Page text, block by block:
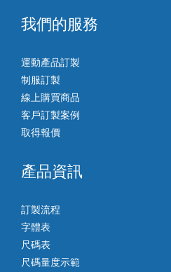
我們的服務
運動產品訂製
制服訂製
線上購買商品
客戶訂製案例
取得報價
產品資訊
訂製流程
字體表
尺碼表
尺碼量度示範